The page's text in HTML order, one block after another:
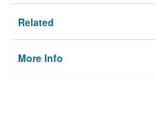
Related
More Info